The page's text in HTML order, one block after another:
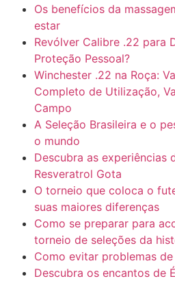
Os benefícios da
estar
Revólver Calibre .22 para
Proteção Pessoal?
Winchester .22 na Roça:
Completo de Utilização,
Campo
A Seleção Brasileira e o
o mundo
Descubra as experiências
Resveratrol Gota
O torneio que coloca o
suas maiores diferenças
Como se preparar para
torneio de seleções da
Como evitar problemas
Descubra os encantos de